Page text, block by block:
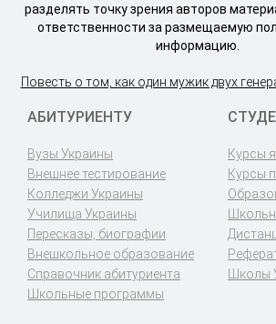
разделять точку зрения авторов
ответственности за размещаемую
информацию.
Повесть о том, как один мужик двух
АБИТУРИЕНТУ
Вузы Украины
Внешнее тестирование
Колледжи Украины
Училища Украины
Пересказы, биографии
Внешкольное образование
Справочник абитуриента
Школьные программы
Курсы
Курсы
Школы